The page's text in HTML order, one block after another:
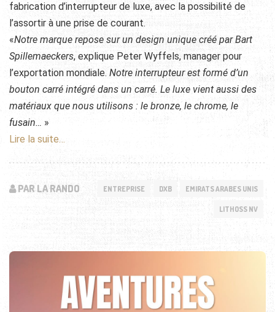
fabrication d’interrupteur de luxe, avec la possibilité de
l’assortir à une prise de courant.
«Notre marque repose sur un design unique créé par Bart
Spillemaeckers, explique Peter Wyffels, manager pour
l’exportation mondiale. Notre interrupteur est formé d’un
bouton carré intégré dans un carré. Le luxe vient aussi des
matériaux que nous utilisons : le bronze, le chrome, le
fusain… »
Lire la suite…
PAR LA RANDO ENTREPRISE DXB EMIRATS ARABES UNIS
LITHOSS NV